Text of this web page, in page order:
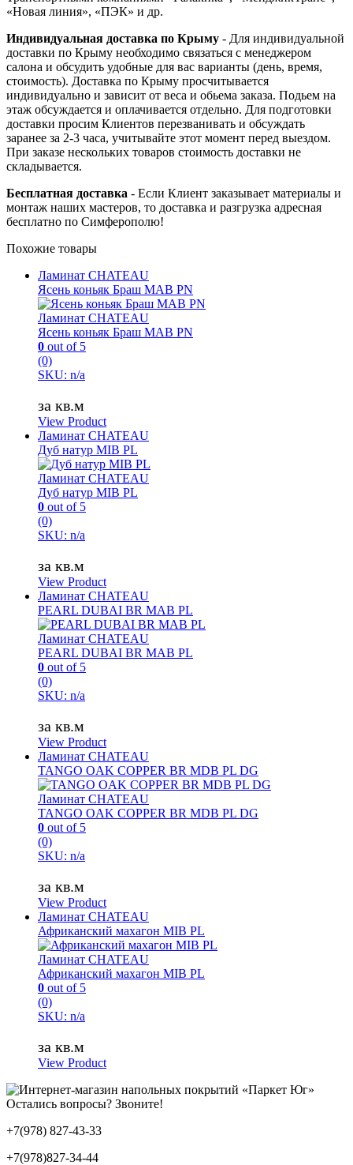
«Новая линия», «ПЭК» и др.
Индивидуальная доставка по Крыму - Для индивидуальной
доставки по Крыму необходимо связаться с менеджером
салона и обсудить удобные для вас варианты (день, время,
стоимость). Доставка по Крыму просчитывается
индивидуально и зависит от веса и обьема заказа. Подьем на
этаж обсуждается и оплачивается отдельно. Для подготовки
доставки просим Клиентов перезванивать и обсуждать
заранее за 2-3 часа, учитывайте этот момент перед выездом.
При заказе нескольких товаров стоимость доставки не
складывается.
Бесплатная доставка - Если Клиент заказывает материалы и
монтаж наших мастеров, то доставка и разгрузка адресная
бесплатно по Симферополю!
Похожие товары
Ламинат CHATEAU
Ясень коньяк Браш MAB PN
Ламинат CHATEAU
Ясень коньяк Браш MAB PN
0 out of 5
(0)
SKU: n/a
за кв.м
View Product
Ламинат CHATEAU
Дуб натур MIB PL
Ламинат CHATEAU
Дуб натур MIB PL
0 out of 5
(0)
SKU: n/a
за кв.м
View Product
Ламинат CHATEAU
PEARL DUBAI BR MAB PL
Ламинат CHATEAU
PEARL DUBAI BR MAB PL
0 out of 5
(0)
SKU: n/a
за кв.м
View Product
Ламинат CHATEAU
TANGO OAK COPPER BR MDB PL DG
Ламинат CHATEAU
TANGO OAK COPPER BR MDB PL DG
0 out of 5
(0)
SKU: n/a
за кв.м
View Product
Ламинат CHATEAU
Африканский махагон MIB PL
Ламинат CHATEAU
Африканский махагон MIB PL
0 out of 5
(0)
SKU: n/a
за кв.м
View Product
Остались вопросы? Звоните!
+7(978) 827-43-33
+7(978)827-34-44